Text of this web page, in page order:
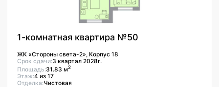
1-комнатная квартира №50
ЖК «Стороны света-2», Корпус 18
Срок сдачи:3 квартал 2028г.
Площадь:31.83 м2
Этаж:4 из 17
Отделка:Чистовая